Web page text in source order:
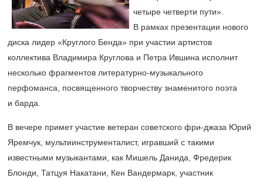
четыре четверти пути».
В рамках презентации нового
диска лидер «Круглого Бенда» при участии артистов
коллектива Владимира Круглова и Петра Ившина исполнит
несколько фрагментов литературно-музыкального
перфоманса, посвященного творчеству знаменитого поэта
и барда.
В вечере примет участие ветеран советского фри-джаза Юрий
Яремчук, мультиинструменталист, игравший с такими
известными музыкантами, как Мишель Данида, Фредерик
Блонди, Татцуя Накатани, Кен Вандермарк, участник